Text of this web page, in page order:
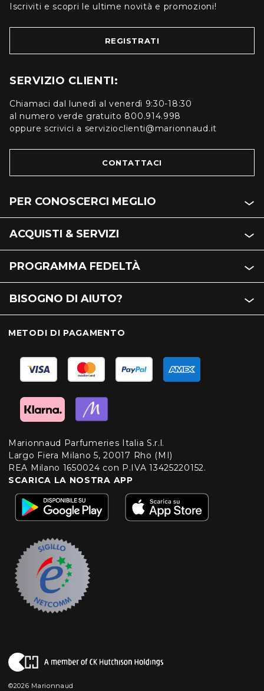
Iscriviti e scopri le ultime novità e promozioni!
REGISTRATI
SERVIZIO CLIENTI:
Chiamaci dal lunedì al venerdì 9:30-18:30
al numero verde gratuito 800.914.998
oppure scrivici a servizioclienti@marionnaud.it
CONTATTACI
PER CONOSCERCI MEGLIO
ACQUISTI & SERVIZI
PROGRAMMA FEDELTÀ
BISOGNO DI AIUTO?
METODI DI PAGAMENTO
Marionnaud Parfumeries Italia S.r.l.
Largo Fiera Milano 5, 20017 Rho (MI)
REA Milano 1650024 con P.IVA 13425220152.
SCARICA LA NOSTRA APP
©2026 Marionnaud